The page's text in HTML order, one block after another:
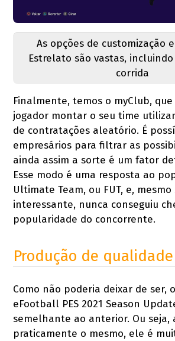
As opções de customização
Estrelato são vastas,
corrida
Finalmente, temos o myClub,
jogador montar o seu time
de contratações aleatório. É
empresários para filtrar as
ainda assim a sorte é um fator
Esse modo é uma resposta ao
Ultimate Team, ou FUT, e, mesmo
interessante, nunca conseguiu
popularidade do concorrente.
Produção de qualidade
Como não poderia deixar de ser,
eFootball PES 2021 Season
semelhante ao anterior. Ou seja,
praticamente o mesmo, ele é